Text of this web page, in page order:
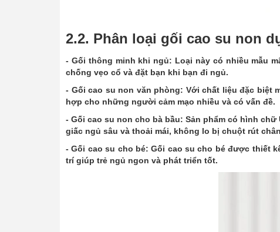
2.2. Phân loại gối cao su non
- Gối thông minh khi ngủ: Loại này có nhiều mẫu
chống vẹo cổ và đặt bạn khi bạn đi ngủ.
- Gối cao su non văn phòng: Với chất liệu đặc biệt
hợp cho những người cảm mạo nhiều và có vấn đề.
- Gối cao su non cho bà bầu: Sản phẩm có hình
giấc ngủ sâu và thoải mái, không lo bị chuột rút
- Gối cao su cho bé: Gối cao su cho bé được thiết
trí giúp trẻ ngủ ngon và phát triển tốt.